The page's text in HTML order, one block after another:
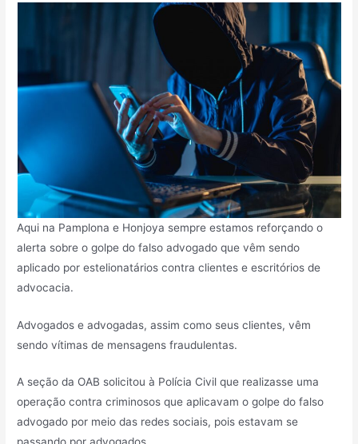
Aqui na Pamplona e Honjoya sempre estamos reforçando o
alerta sobre o golpe do falso advogado que vêm sendo
aplicado por estelionatários contra clientes e escritórios de
advocacia.
Advogados e advogadas, assim como seus clientes, vêm
sendo vítimas de mensagens fraudulentas.
A seção da OAB solicitou à Polícia Civil que realizasse uma
operação contra criminosos que aplicavam o golpe do falso
advogado por meio das redes sociais, pois estavam se